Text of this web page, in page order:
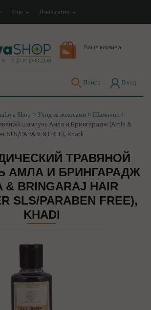
Еще Язык сайта
Ваша корзина
Поиск Вход
Shop > Уход за волосами > Шампуни >
шампунь Амла и Брингарадж (Amla &
SLS/PARABEN FREE), Khadi
ТРАВЯНОЙ
АМЛА И БРИНГАРАДЖ
& BRINGARAJ HAIR
SLS/PARABEN FREE),
KHADI